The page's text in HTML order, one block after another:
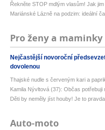
Řekněte STOP mdlým vlasům! Jak
Mariánské Lázně na podzim: ideální
Pro ženy a maminky
Nejčastější novoroční
dovolenou
Thajské nudle s červeným kari a
Kamila Nývltová (37): Občas potřebuji
Děti by neměly jíst houby! Je to
Auto-moto